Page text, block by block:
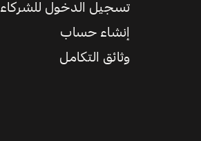
تسجيل الدخول للشركاء
إنشاء حساب
وثائق التكامل